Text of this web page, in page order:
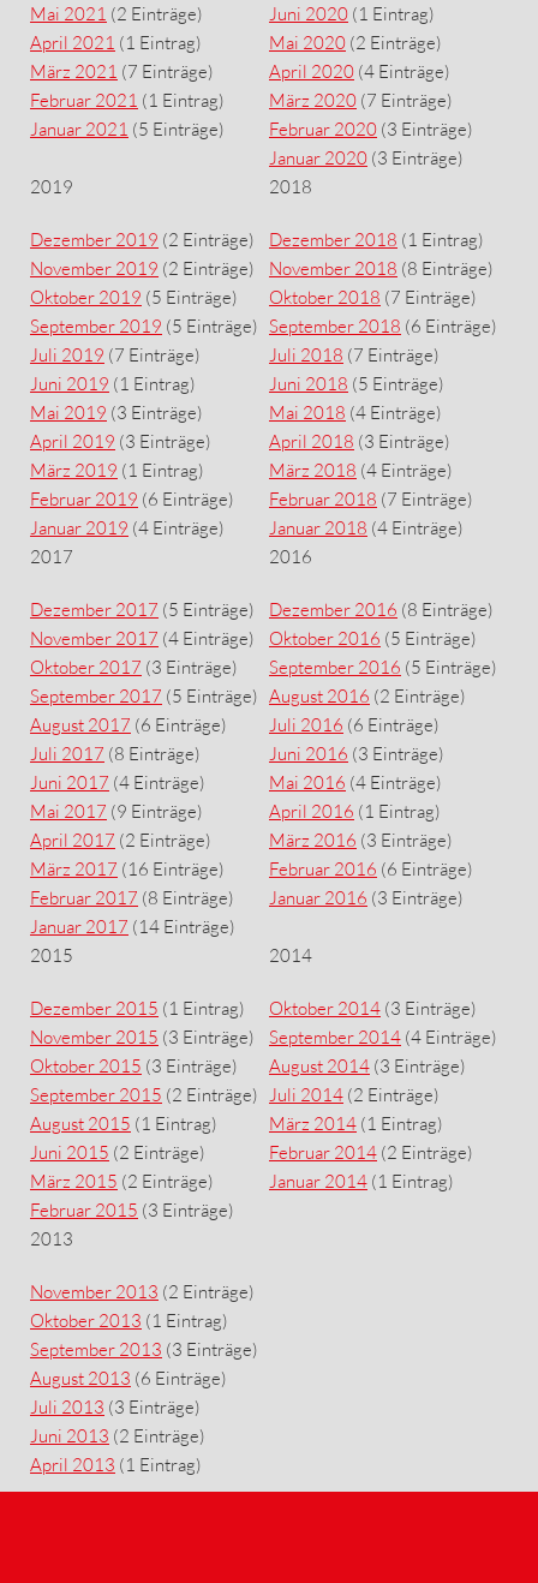
Mai 2021 (2 Einträge)
April 2021 (1 Eintrag)
März 2021 (7 Einträge)
Februar 2021 (1 Eintrag)
Januar 2021 (5 Einträge)
Juni 2020 (1 Eintrag)
Mai 2020 (2 Einträge)
April 2020 (4 Einträge)
März 2020 (7 Einträge)
Februar 2020 (3 Einträge)
Januar 2020 (3 Einträge)
2019
Dezember 2019 (2 Einträge)
November 2019 (2 Einträge)
Oktober 2019 (5 Einträge)
September 2019 (5 Einträge)
Juli 2019 (7 Einträge)
Juni 2019 (1 Eintrag)
Mai 2019 (3 Einträge)
April 2019 (3 Einträge)
März 2019 (1 Eintrag)
Februar 2019 (6 Einträge)
Januar 2019 (4 Einträge)
2018
Dezember 2018 (1 Eintrag)
November 2018 (8 Einträge)
Oktober 2018 (7 Einträge)
September 2018 (6 Einträge)
Juli 2018 (7 Einträge)
Juni 2018 (5 Einträge)
Mai 2018 (4 Einträge)
April 2018 (3 Einträge)
März 2018 (4 Einträge)
Februar 2018 (7 Einträge)
Januar 2018 (4 Einträge)
2017
Dezember 2017 (5 Einträge)
November 2017 (4 Einträge)
Oktober 2017 (3 Einträge)
September 2017 (5 Einträge)
August 2017 (6 Einträge)
Juli 2017 (8 Einträge)
Juni 2017 (4 Einträge)
Mai 2017 (9 Einträge)
April 2017 (2 Einträge)
März 2017 (16 Einträge)
Februar 2017 (8 Einträge)
Januar 2017 (14 Einträge)
2016
Dezember 2016 (8 Einträge)
Oktober 2016 (5 Einträge)
September 2016 (5 Einträge)
August 2016 (2 Einträge)
Juli 2016 (6 Einträge)
Juni 2016 (3 Einträge)
Mai 2016 (4 Einträge)
April 2016 (1 Eintrag)
März 2016 (3 Einträge)
Februar 2016 (6 Einträge)
Januar 2016 (3 Einträge)
2015
Dezember 2015 (1 Eintrag)
November 2015 (3 Einträge)
Oktober 2015 (3 Einträge)
September 2015 (2 Einträge)
August 2015 (1 Eintrag)
Juni 2015 (2 Einträge)
März 2015 (2 Einträge)
Februar 2015 (3 Einträge)
2014
Oktober 2014 (3 Einträge)
September 2014 (4 Einträge)
August 2014 (3 Einträge)
Juli 2014 (2 Einträge)
März 2014 (1 Eintrag)
Februar 2014 (2 Einträge)
Januar 2014 (1 Eintrag)
2013
November 2013 (2 Einträge)
Oktober 2013 (1 Eintrag)
September 2013 (3 Einträge)
August 2013 (6 Einträge)
Juli 2013 (3 Einträge)
Juni 2013 (2 Einträge)
April 2013 (1 Eintrag)